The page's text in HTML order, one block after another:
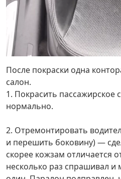
После покраски одна
салон.
1. Покрасить пассажирское
нормально.
2. Отремонтировать
и перешить боковину) —
скорее кожзам отличается
несколько раз спрашивал и